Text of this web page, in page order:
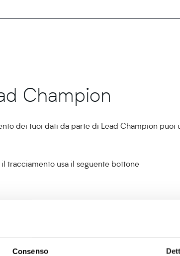
Consenso
Champion
dei tuoi dati da parte di Lead Champion puoi
tracciamento usa il seguente bottone
domande sulla nostra policy e i nostri servizi, è
privacy/